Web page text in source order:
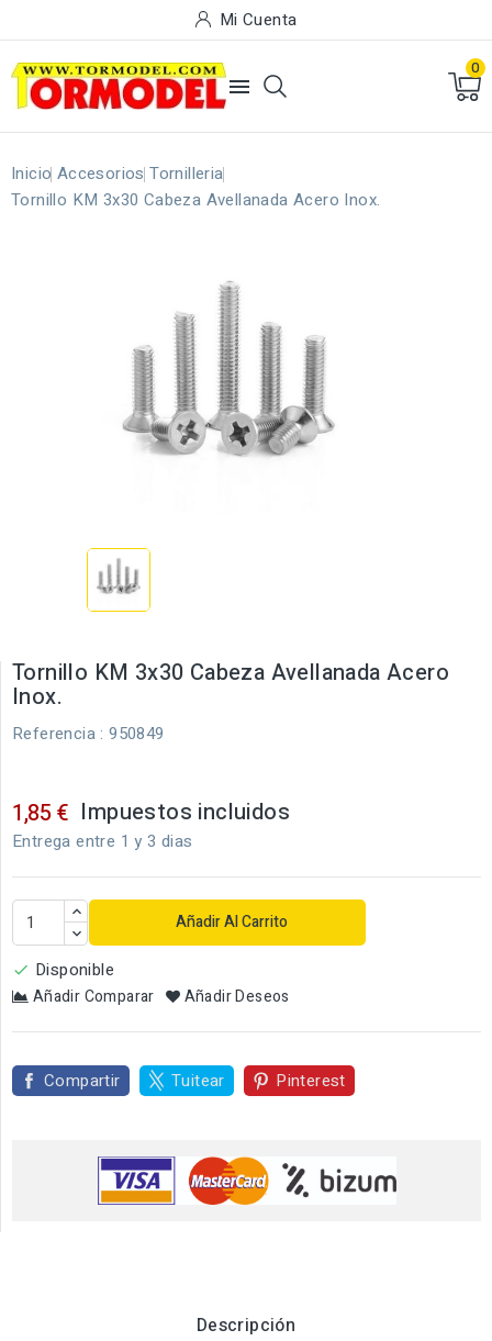
Mi Cuenta

0
Inicio Accesorios Tornilleria
Tornillo KM 3x30 Cabeza Avellanada Acero Inox.
Tornillo KM 3x30 Cabeza Avellanada Acero
Inox.
Referencia : 950849
1,85 € Impuestos incluidos
Entrega entre 1 y 3 dias
Añadir Al Carrito
 Disponible
Añadir Comparar Añadir Deseos
Compartir Tuitear Pinterest
Descripción